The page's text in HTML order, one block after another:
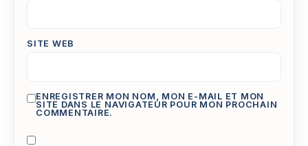
SITE WEB
ENREGISTRER MON NOM, MON E-MAIL ET MON
SITE DANS LE NAVIGATEUR POUR MON PROCHAIN
COMMENTAIRE.